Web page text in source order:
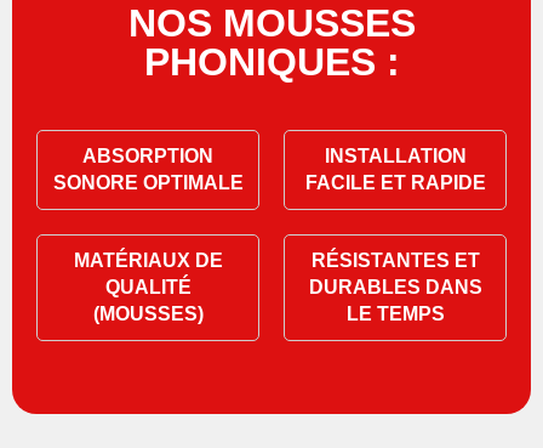
NOS MOUSSES
PHONIQUES :
ABSORPTION
SONORE OPTIMALE
INSTALLATION
FACILE ET RAPIDE
MATÉRIAUX DE
QUALITÉ
(MOUSSES)
RÉSISTANTES ET
DURABLES DANS
LE TEMPS